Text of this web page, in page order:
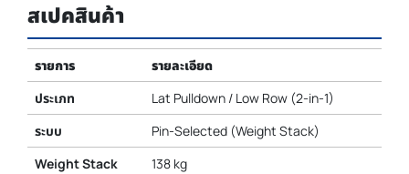
สเปคสินค้า
รายการ
รายละเอียด
ประเภท
Lat Pulldown / Low Row (2-in-1)
ระบบ
Pin-Selected (Weight Stack)
Weight Stack
138 kg